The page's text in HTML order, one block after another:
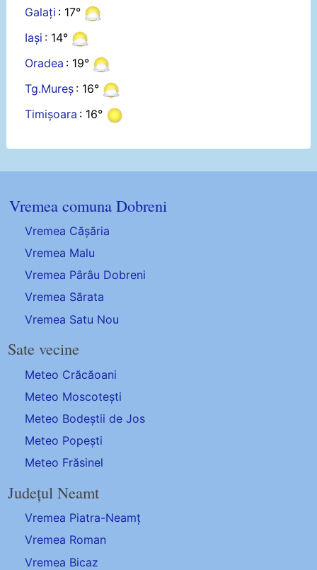
Galați : 17°
Iași : 14°
Oradea : 19°
Tg.Mureș : 16°
Timișoara : 16°
Vremea comuna Dobreni
Vremea Cășăria
Vremea Malu
Vremea Pârâu Dobreni
Vremea Sărata
Vremea Satu Nou
Sate vecine
Meteo Crăcăoani
Meteo Moscotești
Meteo Bodeștii de Jos
Meteo Popești
Meteo Frăsinel
Județul Neamt
Vremea Piatra-Neamț
Vremea Roman
Vremea Bicaz